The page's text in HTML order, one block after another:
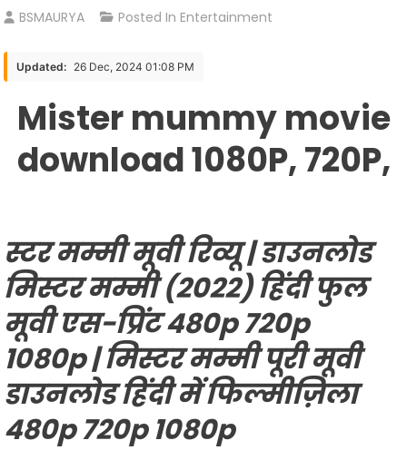
BSMAURYA Posted In Entertainment
Updated: 26 Dec, 2024 01:08 PM
Mister mummy movie
download 1080P, 720P,
स्टर मम्मी मूवी रिव्यू |डाउनलोड
मिस्टर मम्मी (2022) हिंदी फुल
मूवी एस-प्रिंट 480p 720p
1080p| मिस्टर मम्मी पूरी मूवी
डाउनलोड हिंदी में फिल्मीज़िला
480p 720p 1080p